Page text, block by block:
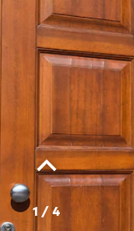
1 / 4